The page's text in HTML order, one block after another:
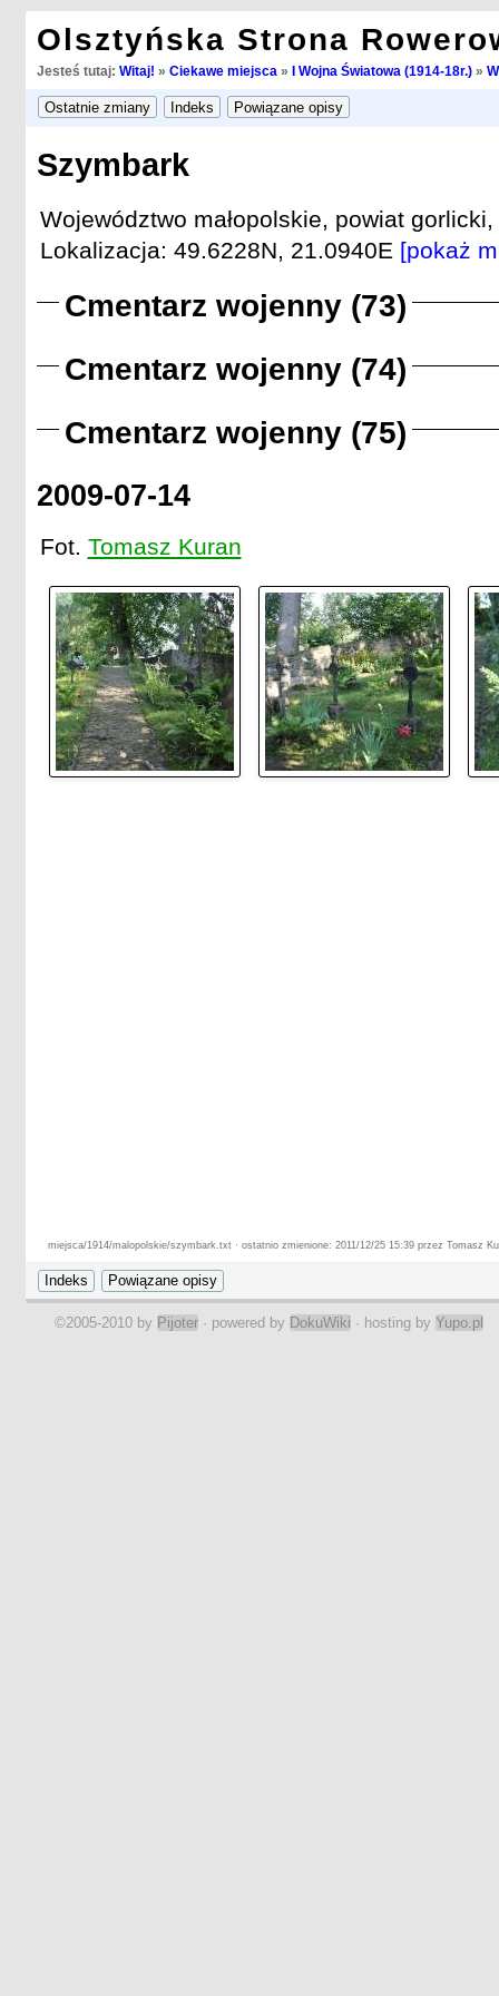
Olsztyńska Strona
Jesteś tutaj: Witaj! » Ciekawe miejsca » I Wojna Światowa (1914-18r.)»
Szymbark
Województwo małopolskie, powiat
Lokalizacja: 49.6228N, 21.0940E [pokaż
Cmentarz wojenny (73)
Cmentarz wojenny (74)
Cmentarz wojenny (75)
2009-07-14
Fot. Tomasz Kuran
miejsca/1914/malopolskie/szymbark.txt · ostatnio zmienione: 2011/12/25 15:39 przez Tomasz
©2005-2010 by Pijoter · powered by DokuWiki · hosting by Yupo.pl